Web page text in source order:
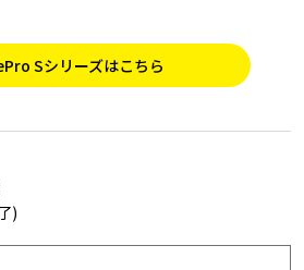
Sシリーズはこちら
)